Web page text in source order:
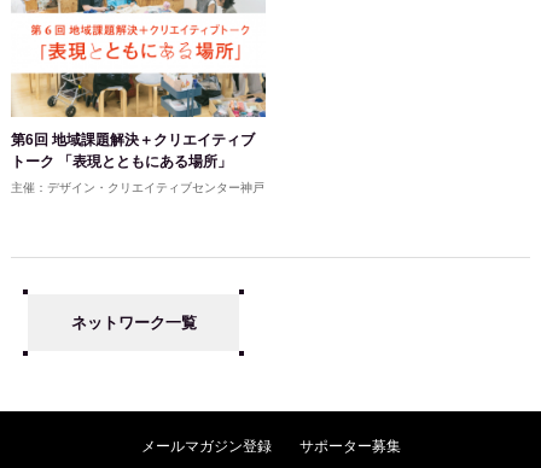
第6回 地域課題解決＋クリエイティブ
トーク 「表現とともにある場所」
主催：デザイン・クリエイティブセンター神戸
ネットワーク一覧
メールマガジン登録 サポーター募集